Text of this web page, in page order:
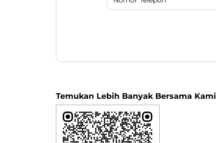
Temukan Lebih Banyak Bersama Kami